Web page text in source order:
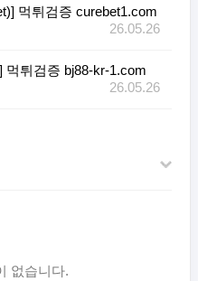
먹튀검증 curebet1.com
26.05.26
먹튀검증 bj88-kr-1.com
26.05.26
없습니다.